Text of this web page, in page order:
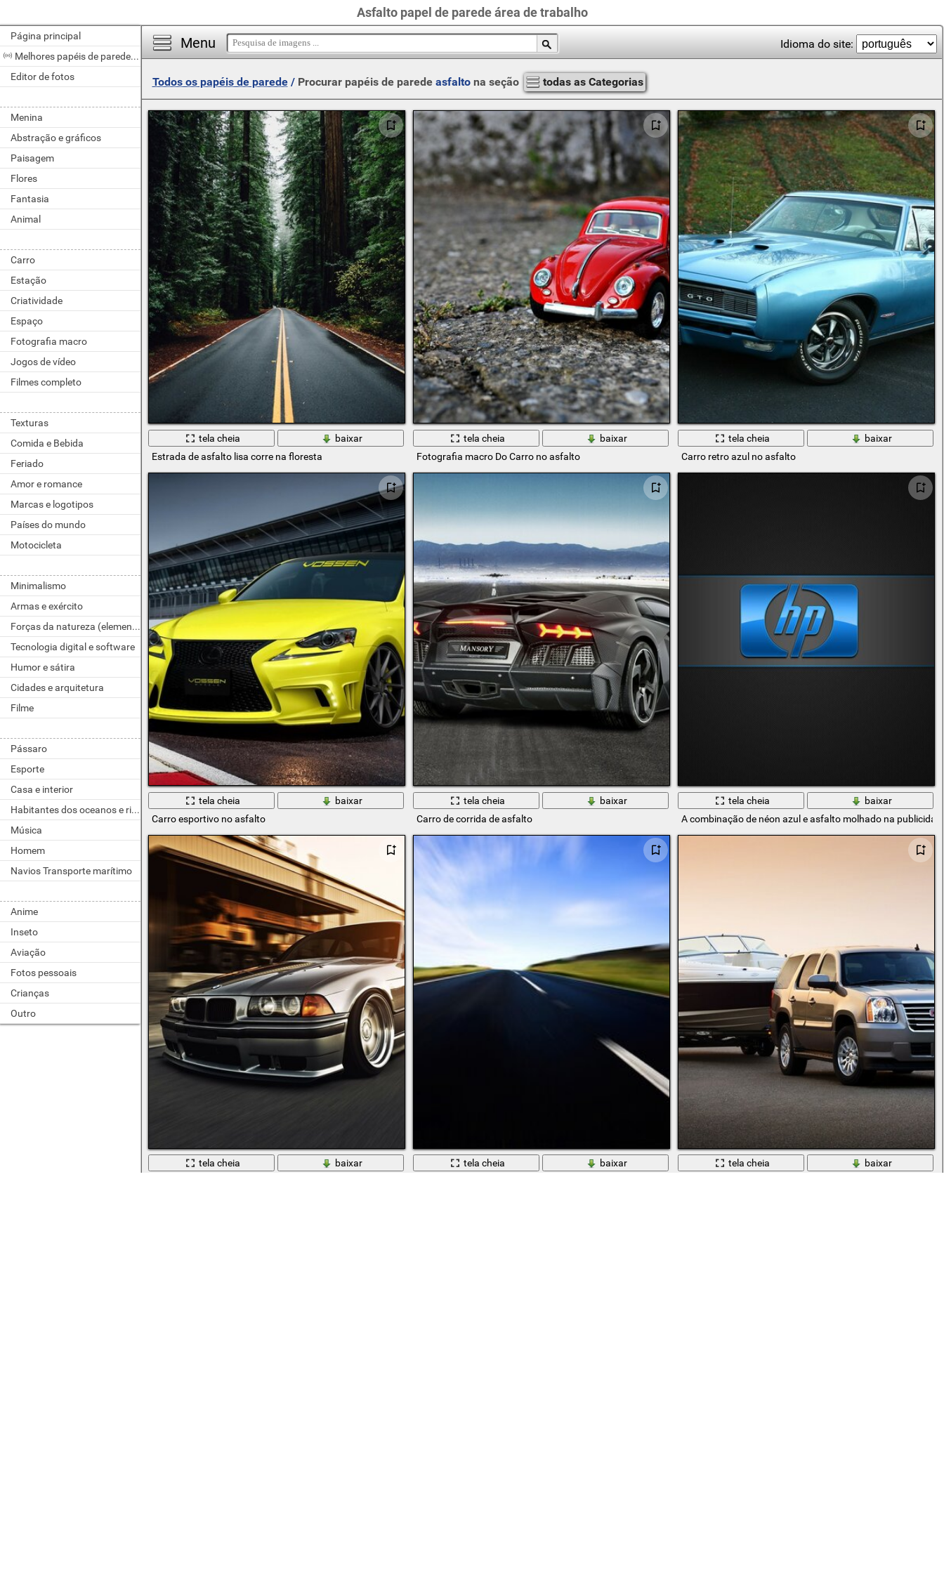
Asfalto papel de parede área de trabalho
Página principal
Melhores papéis de parede do dia
Editor de fotos
Menina
Abstração e gráficos
Paisagem
Flores
Fantasia
Animal
Carro
Estação
Criatividade
Espaço
Fotografia macro
Jogos de vídeo
Filmes completo
Texturas
Comida e Bebida
Feriado
Amor e romance
Marcas e logotipos
Países do mundo
Motocicleta
Minimalismo
Armas e exército
Forças da natureza (elementos)
Tecnologia digital e software
Humor e sátira
Cidades e arquitetura
Filme
Pássaro
Esporte
Casa e interior
Habitantes dos oceanos e rios
Música
Homem
Navios Transporte marítimo
Anime
Inseto
Aviação
Fotos pessoais
Crianças
Outro
Menu Idioma do site:
Todos os papéis de parede/ Procurar papéis de parede asfaltona seção todas as Categorias
tela cheia
baixar
Estrada de asfalto lisa corre na floresta
tela cheia
baixar
Fotografia macro Do Carro no asfalto
tela cheia
baixar
Carro retro azul no asfalto
tela cheia
baixar
Carro esportivo no asfalto
tela cheia
baixar
Carro de corrida de asfalto
tela cheia
baixar
A combinação de néon azul e asfalto molhado na
tela cheia
baixar
tela cheia
baixar
tela cheia
baixar